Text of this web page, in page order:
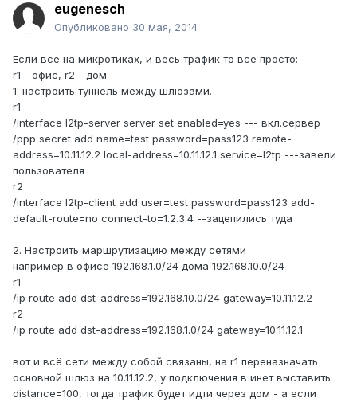
eugenesch
Опубликовано 30 мая, 2014
Если все на микротиках, и весь трафик то все просто:
r1 - офис, r2 - дом
1. настроить туннель между шлюзами.
r1
/interface l2tp-server server set enabled=yes --- вкл.сервер
/ppp secret add name=test password=pass123 remote-
address=10.11.12.2 local-address=10.11.12.1 service=l2tp ---завели
пользователя
r2
/interface l2tp-client add user=test password=pass123 add-
default-route=no connect-to=1.2.3.4 --зацепились туда
2. Настроить маршрутизацию между сетями
например в офисе 192.168.1.0/24 дома 192.168.10.0/24
r1
/ip route add dst-address=192.168.10.0/24 gateway=10.11.12.2
r2
/ip route add dst-address=192.168.1.0/24 gateway=10.11.12.1
вот и всё сети между собой связаны, на r1 переназначать
основной шлюз на 10.11.12.2, у подключения в инет выставить
distance=100, тогда трафик будет идти через дом - а если